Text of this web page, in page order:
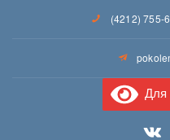
(4212) 755-
Для